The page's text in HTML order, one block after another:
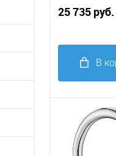
25 735 руб.
В
Купить в 1
избранное